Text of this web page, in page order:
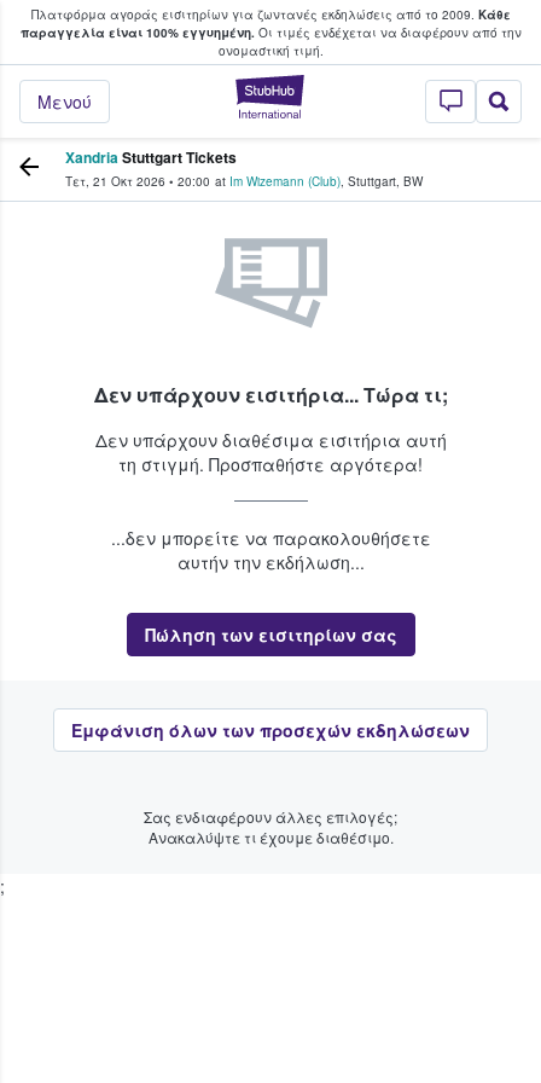
Πλατφόρμα αγοράς εισιτηρίων για ζωντανές εκδηλώσεις από το 2009. Κάθε
παραγγελία είναι 100% εγγυημένη.Οι τιμές ενδέχεται να διαφέρουν από την
oνομαστική τιμή.
StubHub - Όπου
Μενού
φαν αγοράζουν και πουλούν
XandriaStuttgart Tickets
Τετ, 21 Οκτ 2026 • 20:00 at Im Wizemann (Club), Stuttgart, BW
Δεν υπάρχουν εισιτήρια... Τώρα τι;
Δεν υπάρχουν διαθέσιμα εισιτήρια αυτή
τη στιγμή. Προσπαθήστε αργότερα!
...δεν μπορείτε να παρακολουθήσετε
αυτήν την εκδήλωση...
Πώληση των εισιτηρίων σας
Εμφάνιση όλων των προσεχών εκδηλώσεων
Σας ενδιαφέρουν άλλες επιλογές;
Ανακαλύψτε τι έχουμε διαθέσιμο.
;